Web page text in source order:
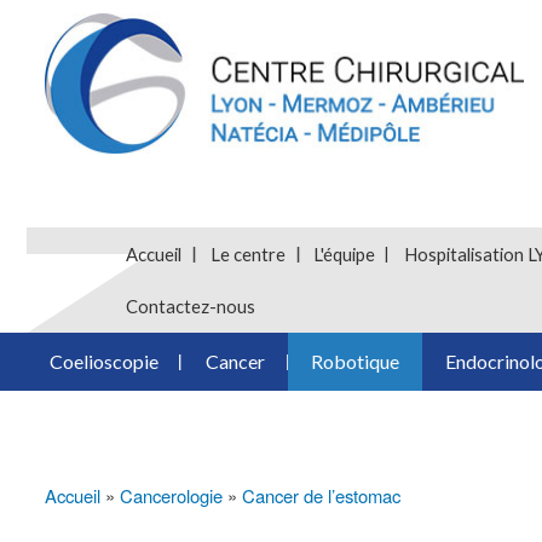
Accueil Le centre L'équipe Hospitalisation
Contactez-nous
Coelioscopie Cancer Robotique
Accueil Cancerologie Cancer de l’estomac